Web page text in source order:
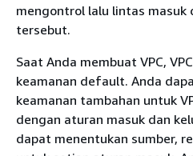
mengontrol lalu lintas masuk
tersebut.
Saat Anda membuat VPC,
keamanan default. Anda
keamanan tambahan untuk
dengan aturan masuk dan
dapat menentukan sumber,